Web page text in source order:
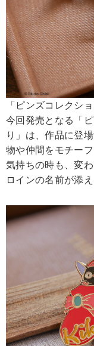
「ピンズコレクシ
今回発売となる「
り」は、作品に登
物や仲間をモチー
気持ちの時も、変
ロインの名前が添え